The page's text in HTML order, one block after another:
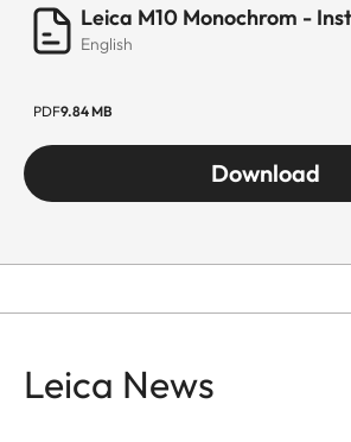
Leica M10 Monochrom -
English
PDF9.84 MB
Download
Leica News